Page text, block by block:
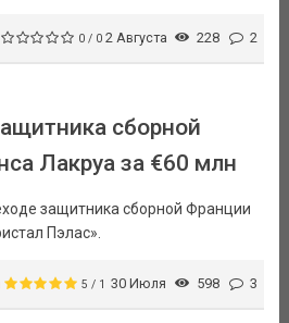
0 / 0 2 Августа 228 2
сборной
Лакруа за €60 млн
защитника сборной Франции
Пэлас».
5 / 1 30 Июля 598 3